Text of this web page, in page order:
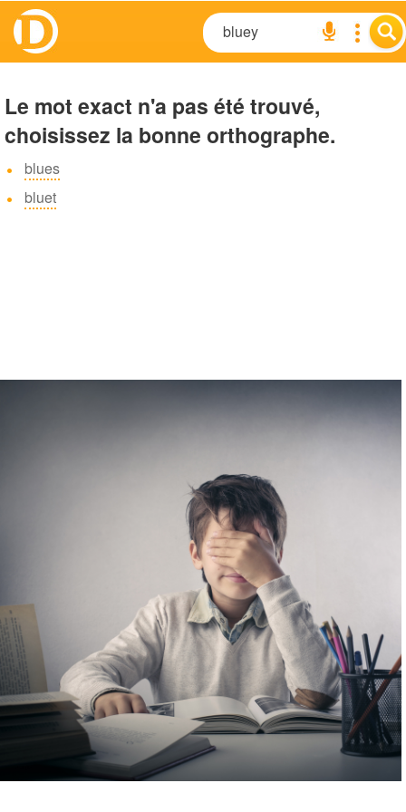
Le mot exact n'a pas été trouvé,
choisissez la bonne orthographe.
blues
bluet